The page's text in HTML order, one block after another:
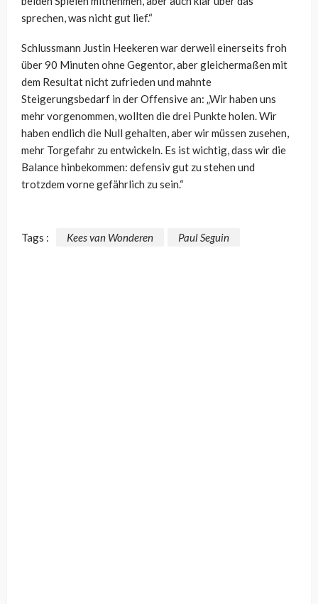
sprechen, was nicht gut lief.“
Schlussmann Justin Heekeren war derweil einerseits froh
über 90 Minuten ohne Gegentor, aber gleichermaßen mit
dem Resultat nicht zufrieden und mahnte
Steigerungsbedarf in der Offensive an: „Wir haben uns
mehr vorgenommen, wollten die drei Punkte holen. Wir
haben endlich die Null gehalten, aber wir müssen zusehen,
mehr Torgefahr zu entwickeln. Es ist wichtig, dass wir die
Balance hinbekommen: defensiv gut zu stehen und
trotzdem vorne gefährlich zu sein.“
Tags : Kees van Wonderen Paul Seguin